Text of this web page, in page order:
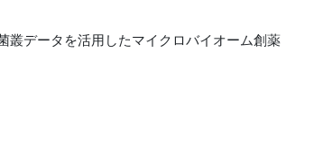
叢データを活用したマイクロバイオーム創薬